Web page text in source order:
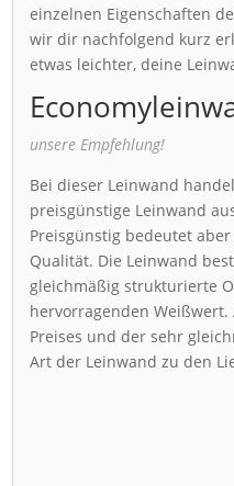
einzelnen Eigenschaften
wir dir nachfolgend kurz
etwas leichter, deine
unsere Empfehlung!
Bei dieser Leinwand
preisgünstige Leinwand
Preisgünstig bedeutet
Qualität. Die Leinwand
gleichmäßig strukturierte
hervorragenden
Preises und der sehr
Art der Leinwand zu den